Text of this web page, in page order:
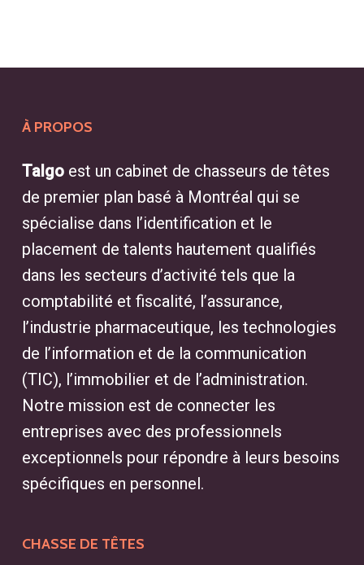
À PROPOS
Talgoest un cabinet de chasseurs de têtes
de premier plan basé à Montréal qui se
spécialise dans l’identification et le
placement de talents hautement qualifiés
dans les secteurs d’activité tels que la
comptabilité et fiscalité, l’assurance,
l’industrie pharmaceutique, les technologies
de l’information et de la communication
(TIC), l’immobilier et de l’administration.
Notre mission est de connecter les
entreprises avec des professionnels
exceptionnels pour répondre à leurs besoins
spécifiques en personnel.
CHASSE DE TÊTES